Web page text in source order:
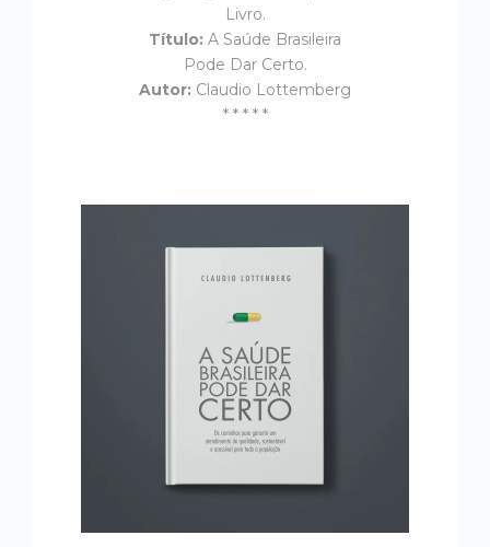
Livro.
Título: A Saúde Brasileira
Pode Dar Certo.
Autor: Claudio Lottemberg
* * * * *